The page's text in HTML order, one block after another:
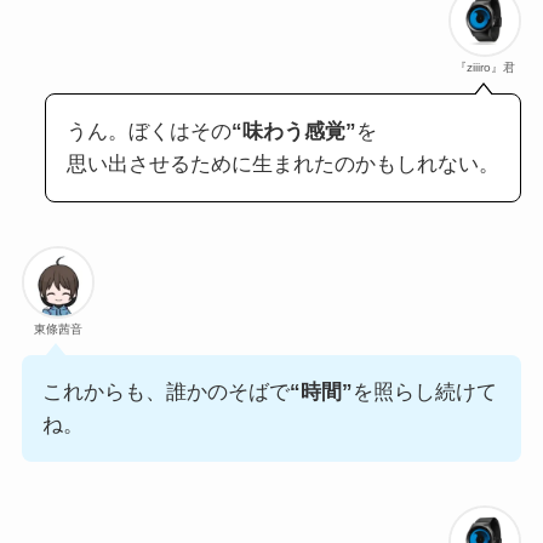
『ziiiro』君
うん。ぼくはその“味わう感覚”を
思い出させるために生まれたのかもしれない。
東條茜音
これからも、誰かのそばで“時間”を照らし続けて
ね。